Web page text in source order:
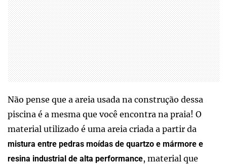
Não pense que a areia usada na construção dessa
piscina é a mesma que você encontra na praia! O
material utilizado é uma areia criada a partir da
mistura entre pedras moídas de quartzo e mármore e
resina industrial de alta performance, material que